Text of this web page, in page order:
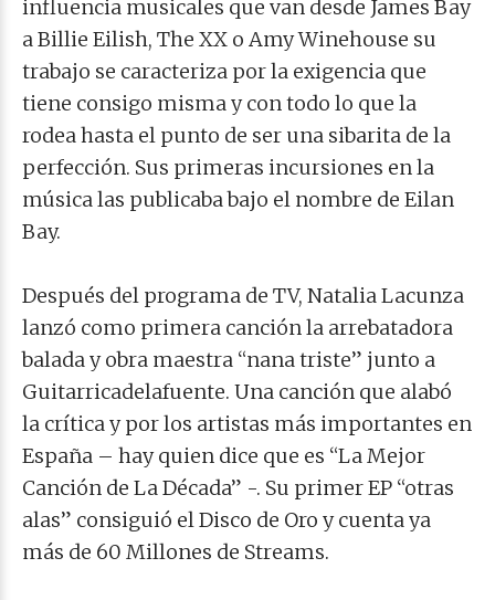
influencia musicales que van desde James Bay
a Billie Eilish, The XX o Amy Winehouse su
trabajo se caracteriza por la exigencia que
tiene consigo misma y con todo lo que la
rodea hasta el punto de ser una sibarita de la
perfección. Sus primeras incursiones en la
música las publicaba bajo el nombre de Eilan
Bay.
Después del programa de TV, Natalia Lacunza
lanzó como primera canción la arrebatadora
balada y obra maestra “nana triste” junto a
Guitarricadelafuente. Una canción que alabó
la crítica y por los artistas más importantes en
España – hay quien dice que es “La Mejor
Canción de La Década” -. Su primer EP “otras
alas” consiguió el Disco de Oro y cuenta ya
más de 60 Millones de Streams.